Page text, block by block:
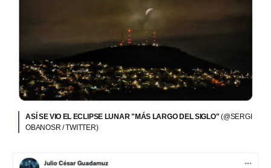
ASÍ SE VIO EL ECLIPSE LUNAR "MÁS LARGO DEL SIGLO" (@SERGI
OBANOSR / TWITTER)